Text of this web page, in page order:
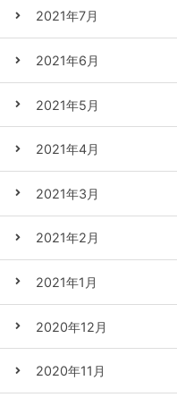
2021年7月
2021年6月
2021年5月
2021年4月
2021年3月
2021年2月
2021年1月
2020年12月
2020年11月